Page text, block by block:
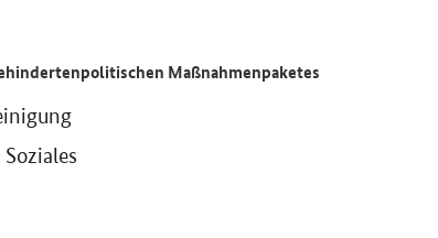
Maßnahmenpaketes